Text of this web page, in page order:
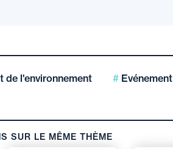
de l'environnement Evénement
SUR LE MÊME THÈME